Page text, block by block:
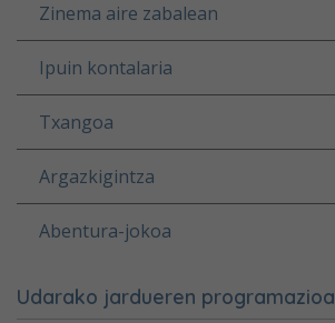
Zinema aire zabalean
Ipuin kontalaria
Txangoa
Argazkigintza
Abentura-jokoa
Udarako jardueren programazioa